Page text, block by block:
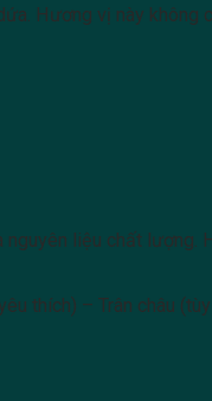
Hương vị này không
liệu chất lượng.
thích) – Trân châu